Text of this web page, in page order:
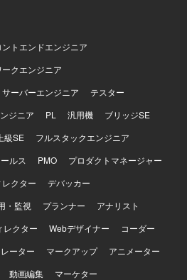
す。また、生成AIツールを活用
ていただけます。 【開発環
。
ントエンドエンジニア
クエンジニア
サーバーエンジニア
テスター
ジニア PL 汎用機
ブリッジSE
上級SE
フルスタックエンジニア
ルス PMO
プロダクトマネージャー
クター
デバッカー
・監視 プランナー
アナリスト
レクター Webデザイナー
コーダー
ーター マークアップ
アニメーター
動画編集
マーケター